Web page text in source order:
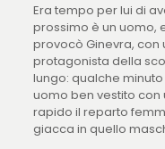
Era tempo per lui di
prossimo è un uomo,
provocò Ginevra, con
protagonista della
lungo: qualche
uomo ben vestito
rapido il reparto
giacca in quello